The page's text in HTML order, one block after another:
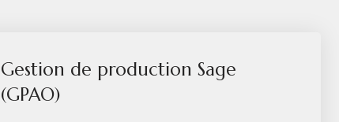
Gestion de production Sage
(GPAO)